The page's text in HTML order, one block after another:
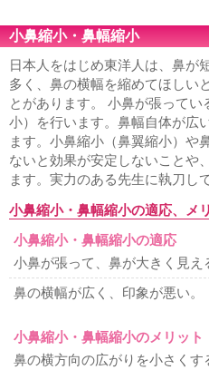
小鼻縮小・鼻幅縮小
日本人をはじめ東洋人は、鼻が
多く、鼻の横幅を縮めてほしい
とがあります。 小鼻が張って
小）を行います。鼻幅自体が広
ます。小鼻縮小（鼻翼縮小）や
ないと効果が安定しないことや
ます。実力のある先生に執刀し
小鼻縮小・鼻幅縮小の適応、メ
小鼻縮小・鼻幅縮小の適応
小鼻が張って、鼻が大きく見え
鼻の横幅が広く、印象が悪い。
小鼻縮小・鼻幅縮小のメリット
鼻の横方向の広がりを小さくす